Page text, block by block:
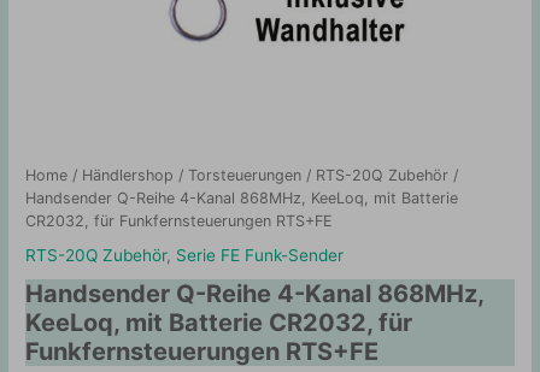
Home / Händlershop /Torsteuerungen / RTS-20Q Zubehör /
Handsender Q-Reihe 4-Kanal 868MHz, KeeLoq, mit Batterie
CR2032, für Funkfernsteuerungen RTS+FE
RTS-20Q Zubehör, Serie FE Funk-Sender
Handsender Q-Reihe 4-Kanal 868MHz,
KeeLoq, mit Batterie CR2032, für
Funkfernsteuerungen RTS+FE